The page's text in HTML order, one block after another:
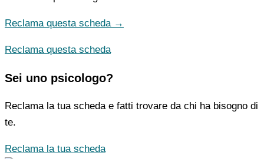
Reclama questa scheda →
Reclama questa scheda
Sei uno psicologo?
Reclama la tua scheda e fatti trovare da chi ha bisogno di
te.
Reclama la tua scheda